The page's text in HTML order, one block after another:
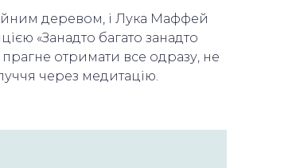
деревом, і Лука Маффей
«Занадто багато занадто
отримати все одразу, не
через медитацію.